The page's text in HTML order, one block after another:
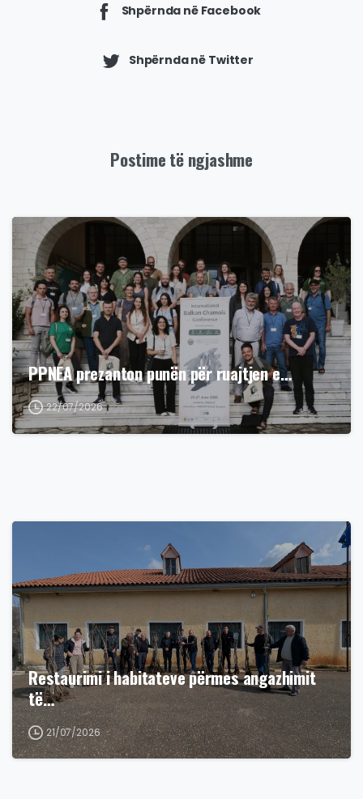
Shpërnda në Facebook
Shpërnda në Twitter
Postime të ngjashme
PPNEA prezanton punën për ruajtjen e…
22/07/2026
Restaurimi i habitateve përmes angazhimit
të…
21/07/2026